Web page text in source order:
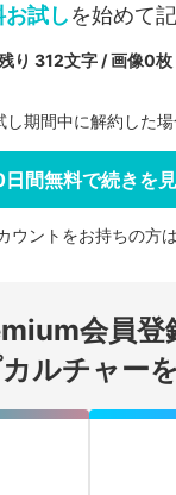
試しを始めて
り 312文字 / 画像0枚
ログインする
期間中に解約した場
日間無料で続きを
ウントをお持ちの方は
会員登
ルチャー